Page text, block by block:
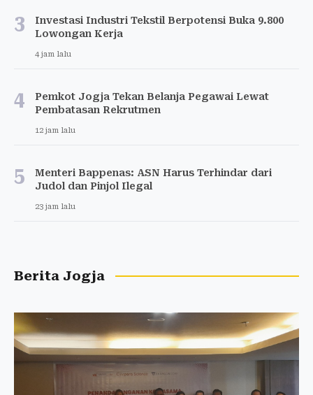
3
Investasi Industri Tekstil Berpotensi Buka 9.800
Lowongan Kerja
4 jam lalu
4
Pemkot Jogja Tekan Belanja Pegawai Lewat
Pembatasan Rekrutmen
12 jam lalu
5
Menteri Bappenas: ASN Harus Terhindar dari
Judol dan Pinjol Ilegal
23 jam lalu
Berita Jogja